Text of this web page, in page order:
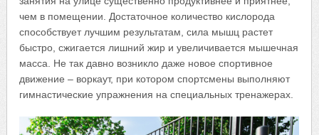
чем в помещении. Достаточное количество кислорода
способствует лучшим результатам, сила мышц растет
быстро, сжигается лишний жир и увеличивается мышечная
масса. Не так давно возникло даже новое спортивное
движение – воркаут, при котором спортсмены выполняют
гимнастические упражнения на специальных тренажерах.